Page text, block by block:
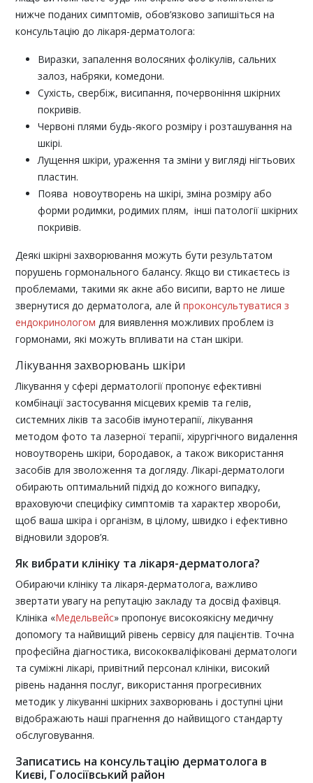
нижче поданих симптомів, обов’язково запишіться на
консультацію до лікаря-дерматолога:
Виразки, запалення волосяних фолікулів, сальних
залоз, набряки, комедони.
Сухість, свербіж, висипання, почервоніння шкірних
покривів.
Червоні плями будь-якого розміру і розташування на
шкірі.
Лущення шкіри, ураження та зміни у вигляді нігтьових
пластин.
Поява новоутворень на шкірі, зміна розміру або
форми родимки, родимих плям, інші патології шкірних
покривів.
Деякі шкірні захворювання можуть бути результатом
порушень гормонального балансу. Якщо ви стикаєтесь із
проблемами, такими як акне або висипи, варто не лише
звернутися до дерматолога, але й проконсультуватися з
ендокринологом для виявлення можливих проблем із
гормонами, які можуть впливати на стан шкіри.
Лікування захворювань шкіри
Лікування у сфері дерматології пропонує ефективні
комбінації застосування місцевих кремів та гелів,
системних ліків та засобів імунотерапії, лікування
методом фото та лазерної терапії, хірургічного видалення
новоутворень шкіри, бородавок, а також використання
засобів для зволоження та догляду. Лікарі-дерматологи
обирають оптимальний підхід до кожного випадку,
враховуючи специфіку симптомів та характер хвороби,
щоб ваша шкіра і організм, в цілому, швидко і ефективно
відновили здоров’я.
Як вибрати клініку та лікаря-дерматолога?
Обираючи клініку та лікаря-дерматолога, важливо
звертати увагу на репутацію закладу та досвід фахівця.
Клініка «Медельвейс» пропонує високоякісну медичну
допомогу та найвищий рівень сервісу для пацієнтів. Точна
професійна діагностика, висококваліфіковані дерматологи
та суміжні лікарі, привітний персонал клініки, високий
рівень надання послуг, використання прогресивних
методик у лікуванні шкірних захворювань і доступні ціни
відображають наші прагнення до найвищого стандарту
обслуговування.
Записатись на консультацію дерматолога в
Києві, Голосіївський район